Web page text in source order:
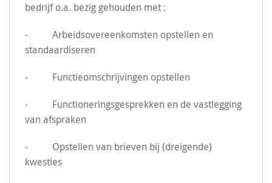
bedrijf o.a. bezig gehouden met :
- Arbeidsovereenkomsten opstellen en
standaardiseren
- Functieomschrijvingen opstellen
- Functioneringsgesprekken en de vastlegging
van afspraken
- Opstellen van brieven bij (dreigende)
kwesties